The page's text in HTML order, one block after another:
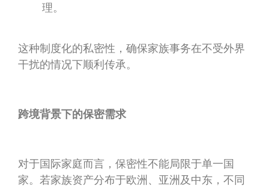
理。
这种制度化的私密性，确保家族事务在不受外界
干扰的情况下顺利传承。
跨境背景下的保密需求
对于国际家庭而言，保密性不能局限于单一国
家。若家族资产分布于欧洲、亚洲及中东，不同